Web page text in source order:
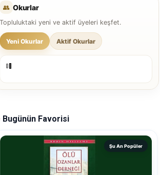
👥 Okurlar
Topluluktaki yeni ve aktif üyeleri keşfet.
Yeni Okurlar Aktif Okurlar
Bugünün Favorisi
Şu An Popüler